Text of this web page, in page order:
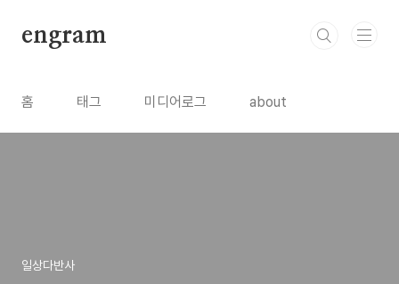
engram
홈 태그 미디어로그 about
일상다반사